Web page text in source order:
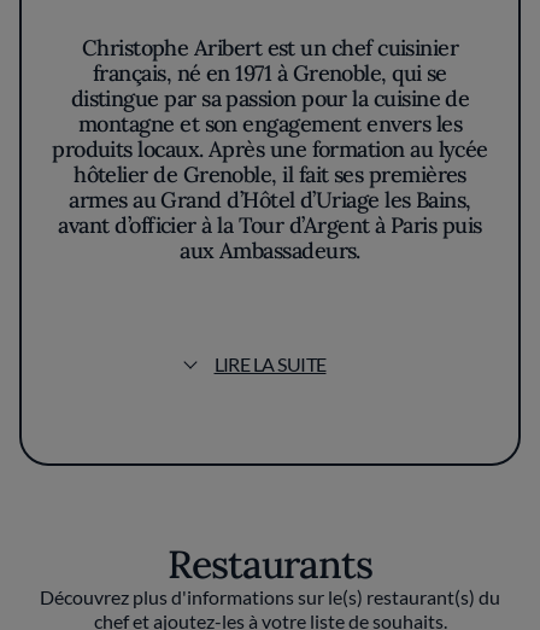
Christophe Aribert est un chef cuisinier
français, né en 1971 à Grenoble, qui se
distingue par sa passion pour la cuisine de
montagne et son engagement envers les
produits locaux. Après une formation au lycée
hôtelier de Grenoble, il fait ses premières
armes au Grand d’Hôtel d’Uriage les Bains,
avant d’officier à la Tour d’Argent à Paris puis
aux Ambassadeurs.
étoiles au Guide Michelin et 4 toques au
Gault&Millau.
par son intérêt pour la durabilité et
distinctions, consolidant sa réputation en tant
que l’un des chefs les plus prometteurs de la
gastronomie française contemporaine.
LIRE LA SUITE
Restaurants
Découvrez plus d'informations sur le(s) restaurant(s) du
chef et ajoutez-les à votre liste de souhaits.